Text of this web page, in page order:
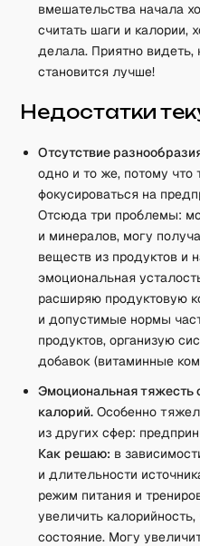
вмешательства начала
считать шаги и калории,
делала. Приятно видеть,
становится лучше!
Недостатки
Отсутствие
одно и то же, потому
фокусироваться на
Отсюда три проблемы:
и минералов, могу
веществ из продуктов и
эмоциональная
расширяю продуктовую
и допустимые нормы
продуктов, организую
добавок (витаминные
Эмоциональная тяжесть
калорий. Особенно
из других сфер:
Как решаю: в
и длительности
режим питания и
увеличить
состояние. Могу